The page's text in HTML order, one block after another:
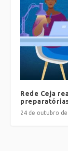
Rede Ceja
24 de outubro de